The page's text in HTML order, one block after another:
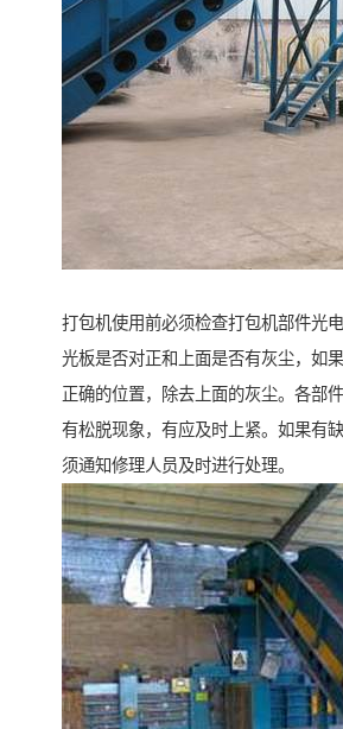
打包机使用前必须检查打包机部件光
光板是否对正和上面是否有灰尘，如
正确的位置，除去上面的灰尘。各部
有松脱现象，有应及时上紧。如果有
须通知修理人员及时进行处理。